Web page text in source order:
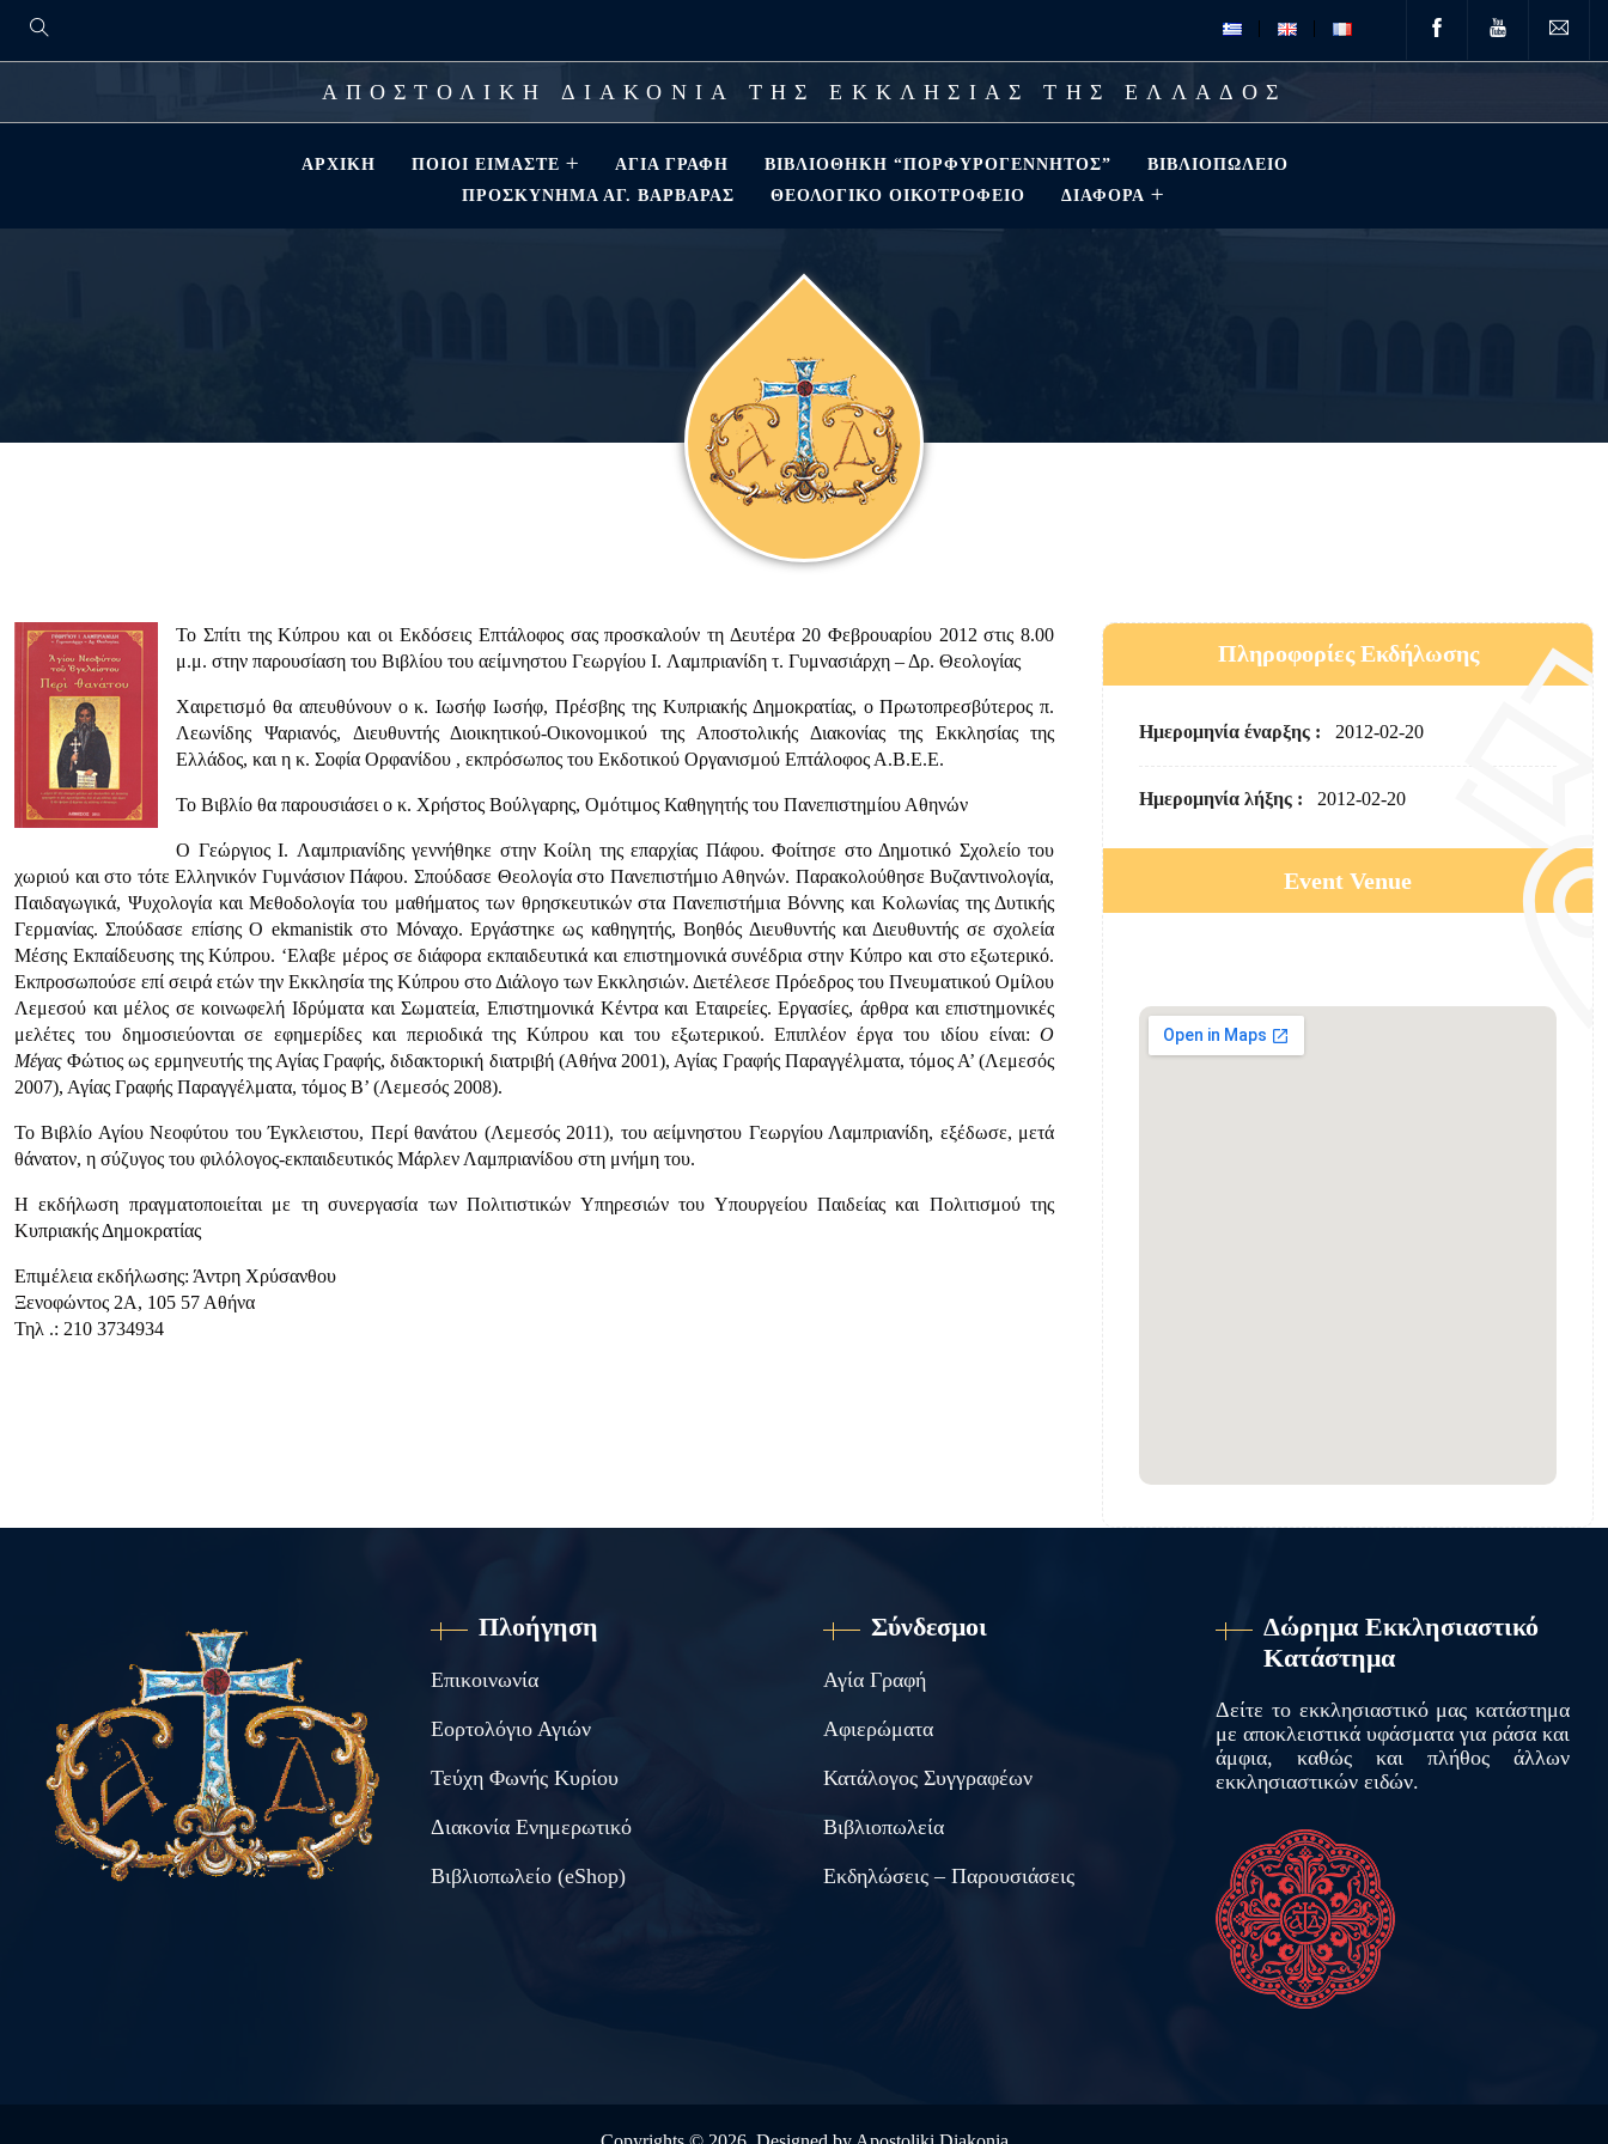
ΑΠΟΣΤΟΛΙΚΗ ΔΙΑΚΟΝΙΑ ΤΗΣ ΕΚΚΛΗΣΙΑΣ ΤΗΣ ΕΛΛΑΔΟΣ
ΑΡΧΙΚΉ ΠΟΙΟΊ ΕΊΜΑΣΤΕ ΑΓΊΑ ΓΡΑΦΉ ΒΙΒΛΙΟΘΗΚΗ “ΠΟΡΦΥΡΟΓΕΝΝΗΤΟΣ”
ΒΙΒΛΙΟΠΩΛΕΊΟ
ΠΡΟΣΚΎΝΗΜΑ ΑΓ. ΒΑΡΒΆΡΑΣ
ΘΕΟΛΟΓΙΚΌ ΟΙΚΟΤΡΟΦΕΊΟ ΔΙΑΦΟΡΑ
Το Σπίτι της Κύπρου και οι Εκδόσεις Επτάλοφος σας προσκαλούν τη Δευτέρα 20 Φεβρουαρίου 2012 στις 8.00
μ.μ. στην παρουσίαση του Βιβλίου του αείμνηστου Γεωργίου I. Λαμπριανίδη τ. Γυμνασιάρχη – Δρ. Θεολογίας
Χαιρετισμό θα απευθύνουν ο κ. Ιωσήφ Ιωσήφ, Πρέσβης της Κυπριακής Δημοκρατίας, ο Πρωτοπρεσβύτερος π.
Λεωνίδης Ψαριανός, Διευθυντής Διοικητικού-Οικονομικού της Αποστολικής Διακονίας της Εκκλησίας της
Ελλάδος, και η κ. Σοφία Ορφανίδου , εκπρόσωπος του Εκδοτικού Οργανισμού Επτάλοφος Α.Β.Ε.Ε.
Το Βιβλίο θα παρουσιάσει ο κ. Χρήστος Βούλγαρης, Ομότιμος Καθηγητής του Πανεπιστημίου Αθηνών
Ο Γεώργιος I. Λαμπριανίδης γεννήθηκε στην Κοίλη της επαρχίας Πάφου. Φοίτησε στο Δημοτικό Σχολείο του
χωριού και στο τότε Ελληνικόν Γυμνάσιον Πάφου. Σπούδασε Θεολογία στο Πανεπιστήμιο Αθηνών. Παρακολούθησε Βυζαντινολογία,
Παιδαγωγικά, Ψυχολογία και Μεθοδολογία του μαθήματος των θρησκευτικών στα Πανεπιστήμια Βόννης και Κολωνίας της Δυτικής
Γερμανίας. Σπούδασε επίσης Ο ekmanistik στο Μόναχο. Εργάστηκε ως καθηγητής, Βοηθός Διευθυντής και Διευθυντής σε σχολεία
Μέσης Εκπαίδευσης της Κύπρου. ‘Ελαβε μέρος σε διάφορα εκπαιδευτικά και επιστημονικά συνέδρια στην Κύπρο και στο εξωτερικό.
Εκπροσωπούσε επί σειρά ετών την Εκκλησία της Κύπρου στο Διάλογο των Εκκλησιών. Διετέλεσε Πρόεδρος του Πνευματικού Ομίλου
Λεμεσού και μέλος σε κοινωφελή Ιδρύματα και Σωματεία, Επιστημονικά Κέντρα και Εταιρείες. Εργασίες, άρθρα και επιστημονικές
μελέτες του δημοσιεύονται σε εφημερίδες και περιοδικά της Κύπρου και του εξωτερικού. Επιπλέον έργα του ιδίου είναι:Ο
ΜέγαςΦώτιος ως ερμηνευτής της Αγίας Γραφής, διδακτορική διατριβή (Αθήνα 2001), Αγίας Γραφής Παραγγέλματα, τόμος Α’ (Λεμεσός
2007), Αγίας Γραφής Παραγγέλματα, τόμος Β’ (Λεμεσός 2008).
Το Βιβλίο Αγίου Νεοφύτου του Έγκλειστου, Περί θανάτου (Λεμεσός 2011), του αείμνηστου Γεωργίου Λαμπριανίδη, εξέδωσε, μετά
θάνατον, η σύζυγος του φιλόλογος-εκπαιδευτικός Μάρλεν Λαμπριανίδου στη μνήμη του.
Η εκδήλωση πραγματοποιείται με τη συνεργασία των Πολιτιστικών Υπηρεσιών του Υπουργείου Παιδείας και Πολιτισμού της
Κυπριακής Δημοκρατίας
Επιμέλεια εκδήλωσης: Άντρη Χρύσανθου
Ξενοφώντος 2Α, 105 57 Αθήνα
Τηλ .: 210 3734934
Πληροφορίες Εκδήλωσης
Ημερομηνία έναρξης : 2012-02-20
Ημερομηνία λήξης : 2012-02-20
Event Venue
Πλοήγηση
Επικοινωνία
Εορτολόγιο Αγιών
Τεύχη Φωνής Κυρίου
Διακονία Ενημερωτικό
Βιβλιοπωλείο (eShop)
Σύνδεσμοι
Αγία Γραφή
Αφιερώματα
Κατάλογος Συγγραφέων
Βιβλιοπωλεία
Εκδηλώσεις – Παρουσιάσεις
Δώρημα Εκκλησιαστικό
Κατάστημα
Δείτε το εκκλησιαστικό μας κατάστημα
με αποκλειστικά υφάσματα για ράσα και
άμφια, καθώς και πλήθος άλλων
εκκλησιαστικών ειδών.